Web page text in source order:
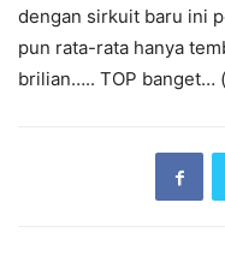
dengan sirkuit baru ini
pun rata-rata hanya
brilian….. TOP banget…